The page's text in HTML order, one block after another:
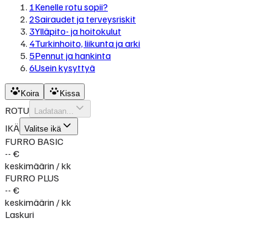
1Kenelle rotu sopii?
2Sairaudet ja terveysriskit
3Ylläpito- ja hoitokulut
4Turkinhoito, liikunta ja arki
5Pennut ja hankinta
6Usein kysyttyä
Koira Kissa
ROTU Ladataan...
IKÄ Valitse ikä
FURRO BASIC
-- €
keskimäärin / kk
FURRO PLUS
-- €
keskimäärin / kk
Laskuri